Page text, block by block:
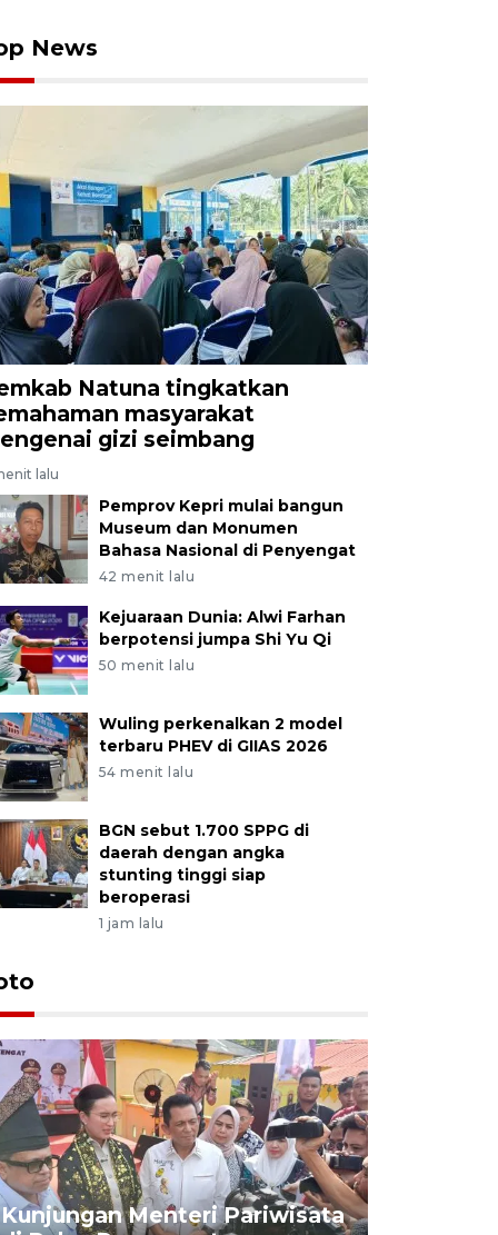
News
Natuna tingkatkan
masyarakat
gizi seimbang
lalu
Pemprov Kepri mulai bangun
Museum dan Monumen
Bahasa Nasional di Penyengat
42 menit lalu
Kejuaraan Dunia: Alwi Farhan
berpotensi jumpa Shi Yu Qi
50 menit lalu
Wuling perkenalkan 2 model
terbaru PHEV di GIIAS 2026
54 menit lalu
BGN sebut 1.700 SPPG di
daerah dengan angka
stunting tinggi siap
beroperasi
1 jam lalu
Kunjungan Menteri Pariwisata